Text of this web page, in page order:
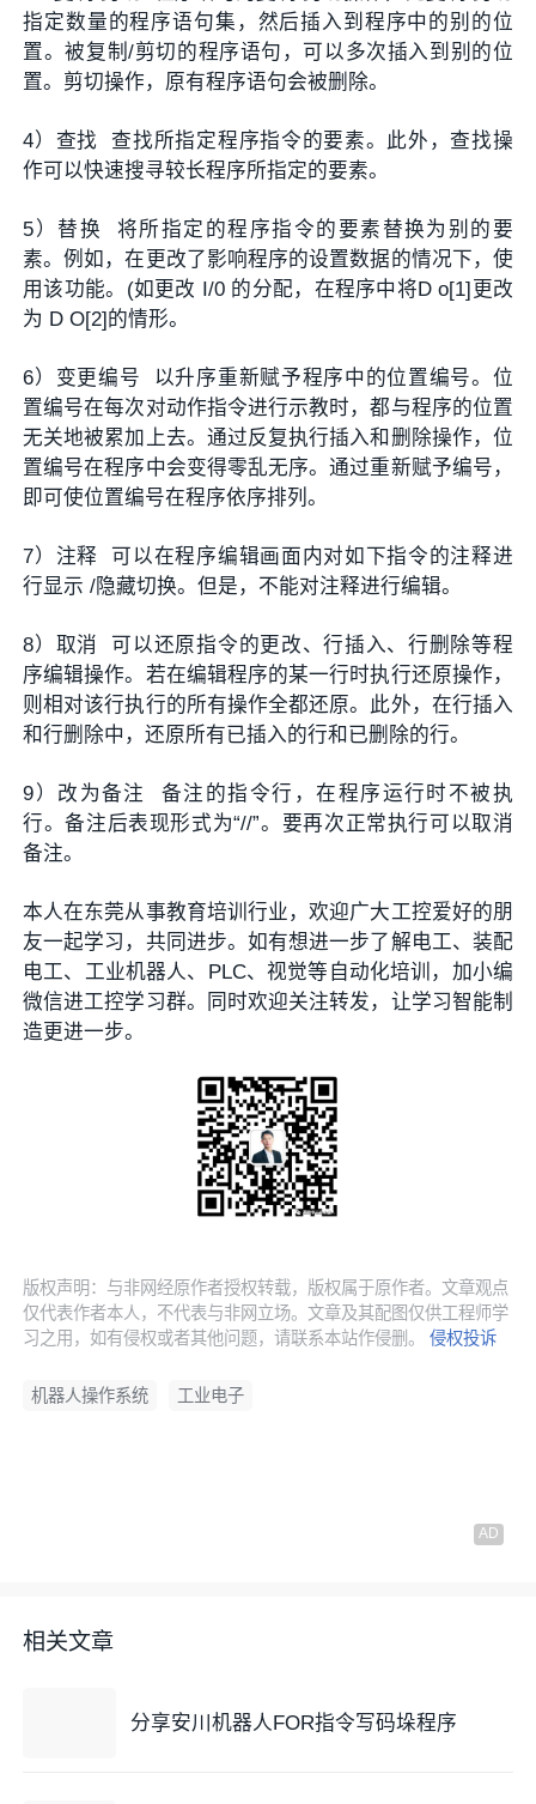
指定数量的程序语句集，然后插入到程序中的别的位
置。被复制/剪切的程序语句，可以多次插入到别的位
置。剪切操作，原有程序语句会被删除。
4）查找 查找所指定程序指令的要素。此外，查找操
作可以快速搜寻较长程序所指定的要素。
5）替换 将所指定的程序指令的要素替换为别的要
素。例如，在更改了影响程序的设置数据的情况下，使
用该功能。(如更改 I/0 的分配，在程序中将D o[1]更改
为 D O[2]的情形。
6）变更编号 以升序重新赋予程序中的位置编号。位
置编号在每次对动作指令进行示教时，都与程序的位置
无关地被累加上去。通过反复执行插入和删除操作，位
置编号在程序中会变得零乱无序。通过重新赋予编号，
即可使位置编号在程序依序排列。
7）注释 可以在程序编辑画面内对如下指令的注释进
行显示 /隐藏切换。但是，不能对注释进行编辑。
8）取消 可以还原指令的更改、行插入、行删除等程
序编辑操作。若在编辑程序的某一行时执行还原操作，
则相对该行执行的所有操作全都还原。此外，在行插入
和行删除中，还原所有已插入的行和已删除的行。
9）改为备注 备注的指令行，在程序运行时不被执
行。备注后表现形式为“//”。要再次正常执行可以取消
备注。
本人在东莞从事教育培训行业，欢迎广大工控爱好的朋
友一起学习，共同进步。如有想进一步了解电工、装配
电工、工业机器人、PLC、视觉等自动化培训，加小编
微信进工控学习群。同时欢迎关注转发，让学习智能制
造更进一步。
版权声明：与非网经原作者授权转载，版权属于原作者。文章观点
仅代表作者本人，不代表与非网立场。文章及其配图仅供工程师学
习之用，如有侵权或者其他问题，请联系本站作侵删。侵权投诉
机器人操作系统 工业电子
相关文章
分享安川机器人FOR指令写码垛程序